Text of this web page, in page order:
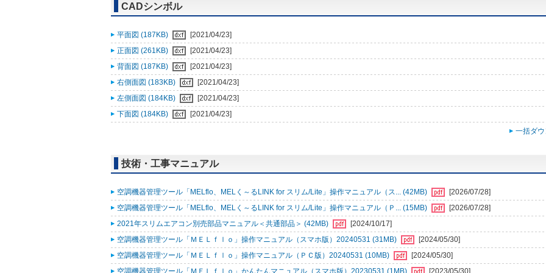
CADシンボル
平面図 (187KB)
[2021/04/23]
正面図 (261KB)
[2021/04/23]
背面図 (187KB)
[2021/04/23]
右側面図 (183KB)
[2021/04/23]
左側面図 (184KB)
[2021/04/23]
下面図 (184KB)
[2021/04/23]
一括ダ
技術・工事マニュアル
空調機器管理ツール「MELflo、MELく～るLINK for スリム/Lite」操作マニュアル（ス... (42MB)
[2026/07/28]
空調機器管理ツール「MELflo、MELく～るLINK for スリム/Lite」操作マニュアル（Ｐ... (15MB)
[2026/07/28]
2021年スリムエアコン別売部品マニュアル＜共通部品＞ (42MB)
[2024/10/17]
空調機器管理ツール「ＭＥＬｆｌｏ」操作マニュアル（スマホ版）20240531 (31MB)
[2024/05/30]
空調機器管理ツール「ＭＥＬｆｌｏ」操作マニュアル（ＰＣ版）20240531 (10MB)
[2024/05/30]
空調機器管理ツール「ＭＥＬｆｌｏ」かんたんマニュアル（スマホ版）20230531 (1MB)
[2023/05/30]